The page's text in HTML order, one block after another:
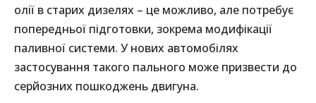
олії в старих дизелях – це можливо, але потребує
попередньої підготовки, зокрема модифікації
паливної системи. У нових автомобілях
застосування такого пального може призвести до
серйозних пошкоджень двигуна.